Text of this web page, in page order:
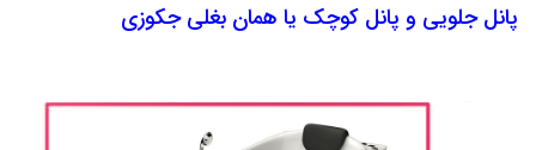
پانل جلویی و پانل کوچک یا همان بغلی جکوزی